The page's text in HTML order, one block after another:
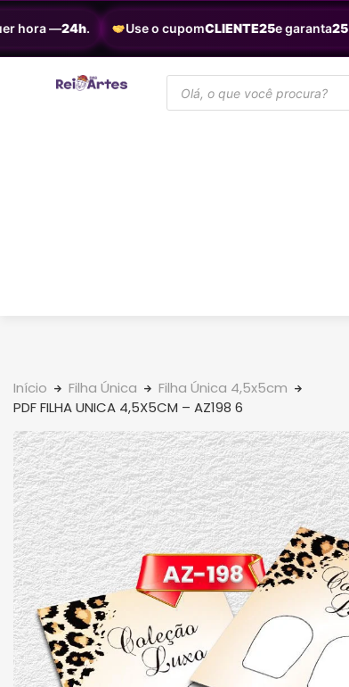
hora —24h. Use o cupomCLIENTE25e garanta25%
Início Filha Única
Filha Única 4,5x5cm
PDF FILHA UNICA 4,5X5CM – AZ198 6